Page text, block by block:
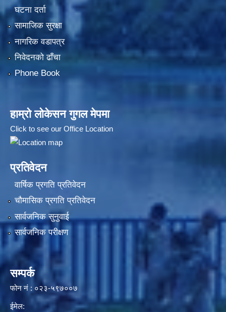
घटना दर्ता
सामाजिक सुरक्षा
नागरिक वडापत्र
निवेदनको ढाँचा
Phone Book
हाम्रो लोकेसन गुगल मेपमा
Click to see our Office Location
प्रतिवेदन
वार्षिक प्रगति प्रतिवेदन
चौमासिक प्रगति प्रतिवेदन
सार्वजनिक सुनुवाई
सार्वजनिक परीक्षण
सम्पर्क
फोन नं : ०२३-५९७००७
ईमेल: